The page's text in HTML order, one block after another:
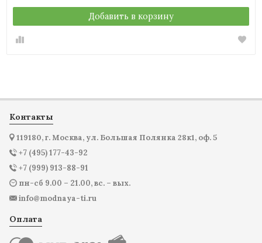
Добавить в корзину
Контакты
119180, г. Москва, ул. Большая Полянка 28к1, оф. 5
+7 (495) 177-43-92
+7 (999) 913-88-91
пн-сб 9.00 – 21.00, вс. – вых.
info@modnaya-ti.ru
Оплата